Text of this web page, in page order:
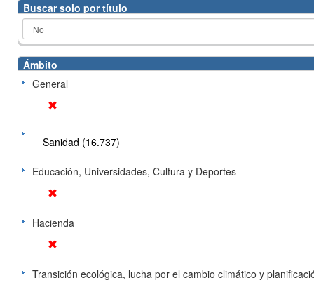
Buscar solo por título
Ámbito
General
Sanidad (16.737)
Educación, Universidades, Cultura y Deportes
Hacienda
Transición ecológica, lucha por el cambio climático y